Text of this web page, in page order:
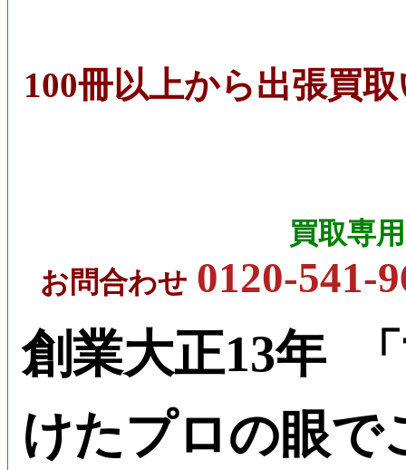
100冊以上から出張買
買取専
お問合わせ 0120-541-
創業大正13年
けたプロの眼で